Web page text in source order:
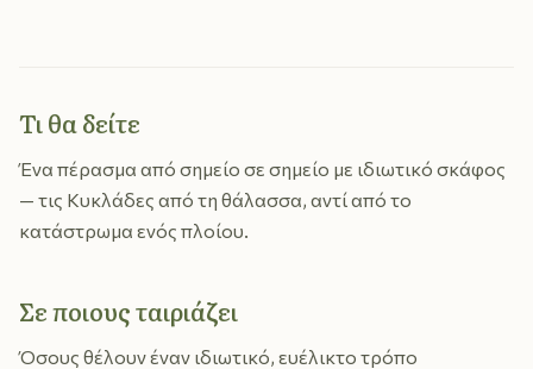
Τι θα δείτε
Ένα πέρασμα από σημείο σε σημείο με ιδιωτικό σκάφος
— τις Κυκλάδες από τη θάλασσα, αντί από το
κατάστρωμα ενός πλοίου.
Σε ποιους ταιριάζει
Όσους θέλουν έναν ιδιωτικό, ευέλικτο τρόπο